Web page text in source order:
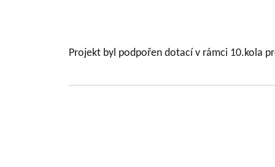
Projekt byl podpořen dotací v rámci 10.kola